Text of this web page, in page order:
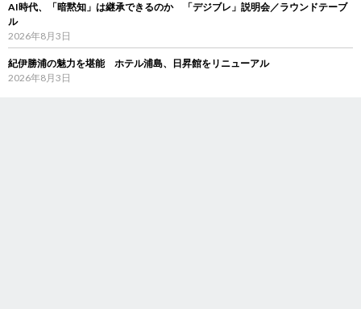
AI時代、「暗黙知」は継承できるのか 「デジブレ」説明会／ラウンドテーブ
ル
2026年8月3日
紀伊勝浦の魅力を堪能 ホテル浦島、日昇館をリニューアル
2026年8月3日